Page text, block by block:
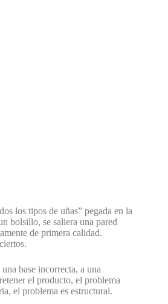
los tipos de uñas” pegada en la
bolsillo, se saliera una pared
de primera calidad.
base incorrecta, a una
el producto, el problema
el problema es estructural.